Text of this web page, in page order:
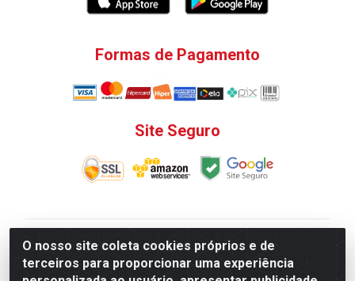
O nosso site coleta cookies próprios e de
terceiros para proporcionar uma experiência
Formas de Pagamento
Site Seguro
V. C. Ferragens LTDA - Rua do Matoso, 132 - Praça da
Bandeira, Rio de Janeiro/ RJ - CEP 20.270-135 - CNPJ
12.324.723/0001-25